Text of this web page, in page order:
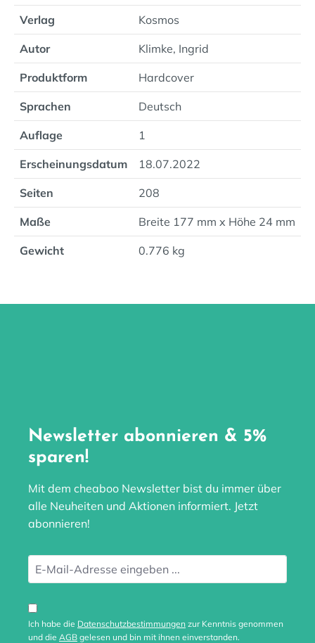
Verlag Kosmos
Autor Klimke, Ingrid
Produktform Hardcover
Sprachen Deutsch
Auflage 1
Erscheinungsdatum 18.07.2022
Seiten 208
Maße Breite 177 mm x Höhe 24 mm
Gewicht 0.776 kg
Newsletter abonnieren & 5%
sparen!
Mit dem cheaboo Newsletter bist du immer über
alle Neuheiten und Aktionen informiert. Jetzt
abonnieren!
Ich habe die Datenschutzbestimmungen zur Kenntnis genommen
und die AGB gelesen und bin mit ihnen einverstanden.